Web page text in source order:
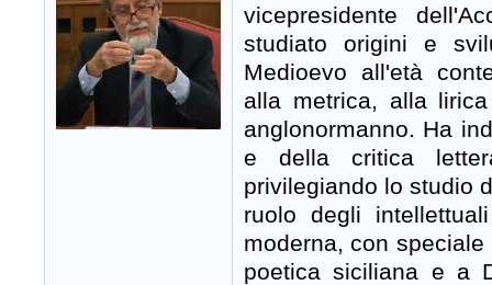
vicepresidente
studiato origini e
Medioevo all'età
alla metrica, alla
anglonormanno. Ha
e della critica
privilegiando lo studio
ruolo degli
moderna, con
poetica siciliana e a